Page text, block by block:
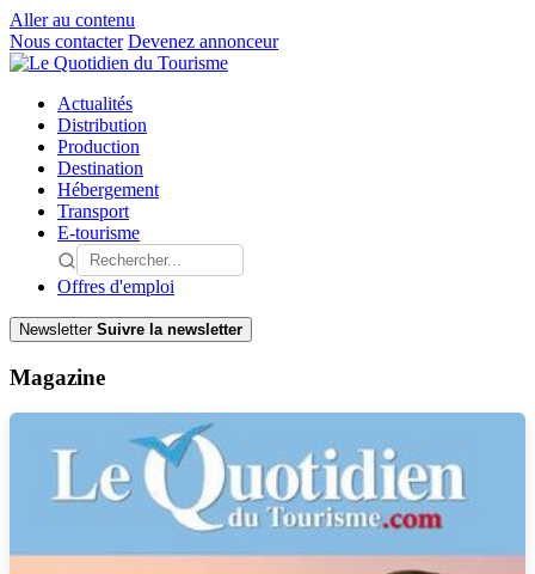
Aller au contenu
Nous contacter Devenez annonceur
Actualités
Distribution
Production
Destination
Hébergement
Transport
E-tourisme
Offres d'emploi
Newsletter Suivre la newsletter
Magazine